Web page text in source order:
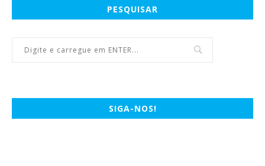
PESQUISAR
SIGA-NOS!